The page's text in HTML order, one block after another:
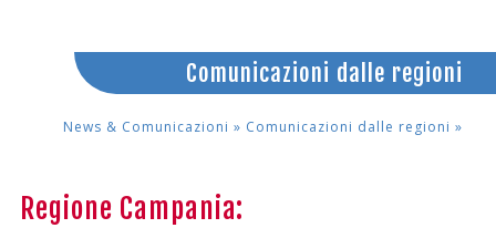
Comunicazioni dalle regioni
News & Comunicazioni » Comunicazioni dalle regioni »
Regione Campania: